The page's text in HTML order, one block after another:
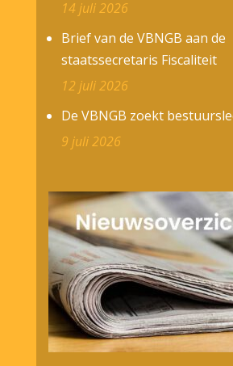
14 juli 2026
Brief van de VBNGB aan de
staatssecretaris Fiscaliteit
12 juli 2026
De VBNGB zoekt
9 juli 2026